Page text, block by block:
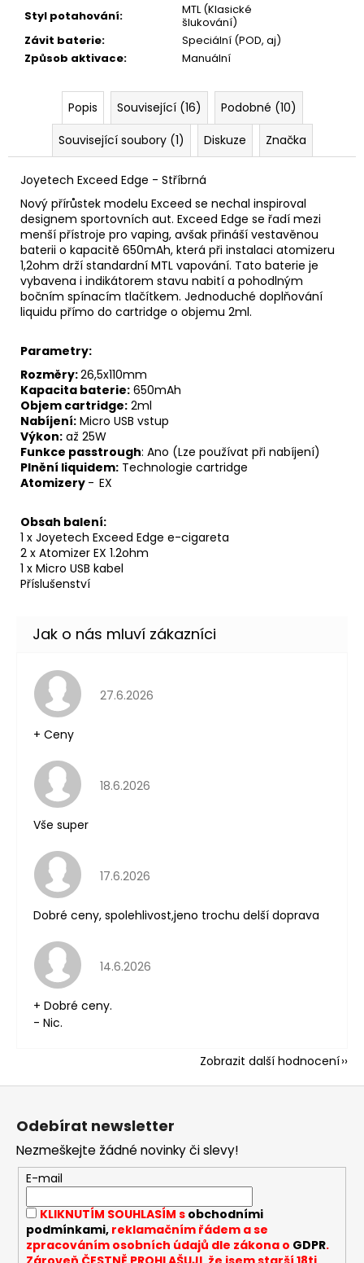
Styl potahování:
MTL (Klasické
šlukování)
Závit baterie:
Speciální (POD, aj)
Způsob aktivace: Manuální
Popis Související (16)
Podobné (10)
Související soubory (1)
Diskuze Značka
Joyetech Exceed Edge - Stříbrná
Nový přírůstek modelu Exceed se nechal inspiroval
designem sportovních aut. Exceed Edge se řadí mezi
menší přístroje pro vaping, avšak přináší vestavěnou
baterii o kapacitě 650mAh, která při instalaci atomizeru
1,2ohm drží standardní MTL vapování. Tato baterie je
vybavena i indikátorem stavu nabití a pohodlným
bočním spínacím tlačítkem. Jednoduché doplňování
liquidu přímo do cartridge o objemu 2ml.
Parametry:
Rozměry:26,5x110mm
Kapacita baterie: 650mAh
Objem cartridge: 2ml
Nabíjení: Micro USB vstup
Výkon: až 25W
Funkce passtrough: Ano (Lze používat při nabíjení)
Plnění liquidem: Technologie cartridge
Atomizery - EX
Obsah balení:
1 x Joyetech Exceed Edge e-cigareta
2 x Atomizer EX 1.2ohm
1 x Micro USB kabel
Příslušenství
Hodnocení obchodu je 5 z 5 hvězdiček.
27.6.2026
+ Ceny
Hodnocení obchodu je 5 z 5 hvězdiček.
18.6.2026
Vše super
Hodnocení obchodu je 5 z 5 hvězdiček.
17.6.2026
Dobré ceny, spolehlivost,jeno trochu delší doprava
Hodnocení obchodu je 5 z 5 hvězdiček.
14.6.2026
+ Dobré ceny.
- Nic.
Zobrazit další hodnocení
Z
Odebírat newsletter
Nezmeškejte žádné novinky či slevy!
E-mail
KLIKNUTÍM SOUHLASÍM s obchodními
podmínkami,reklamačním řádem a se
zpracováním osobních údajů dle zákona o GDPR.